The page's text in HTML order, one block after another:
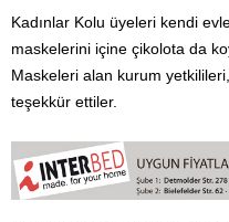
Kadınlar Kolu üyeleri kendi
maskelerini içine çikolota da
Maskeleri alan kurum
teşekkür ettiler.